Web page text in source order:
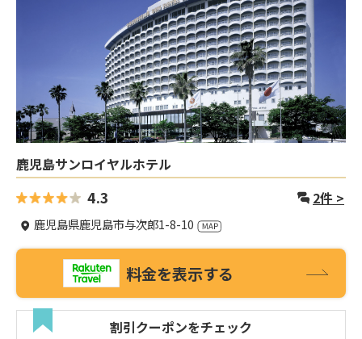
鹿児島サンロイヤルホテル
4.3 2件 >
鹿児島県鹿児島市与次郎1-8-10
料金を表示する
割引クーポンをチェック